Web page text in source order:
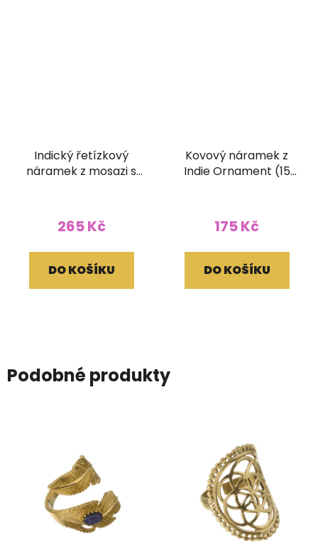
Indický řetízkový
náramek z mosazi s
265 Kč
DO KOŠÍKU
Kovový náramek z
Indie Ornament (15
175 Kč
DO KOŠÍKU
Podobné produkty